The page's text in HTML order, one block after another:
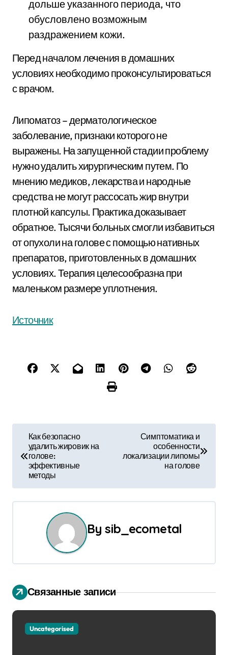
дольше указанного периода, что
обусловлено возможным
раздражением кожи.
Перед началом лечения в домашних
условиях необходимо проконсультироваться
с врачом.
Липоматоз – дерматологическое
заболевание, признаки которого не
выражены. На запущенной стадии проблему
нужно удалить хирургическим путем. По
мнению медиков, лекарства и народные
средства не могут рассосать жир внутри
плотной капсулы. Практика доказывает
обратное. Тысячи больных смогли избавиться
от опухоли на голове с помощью нативных
препаратов, приготовленных в домашних
условиях. Терапия целесообразна при
маленьком размере уплотнения.
Источник
и
ц
и
я
п
Как безопасно
удалить жировик на
голове:
эффективные
методы
Симптоматика и
особенности
локализации липомы
на голове
Bysib_ecometal
Связанные записи
Uncategorised